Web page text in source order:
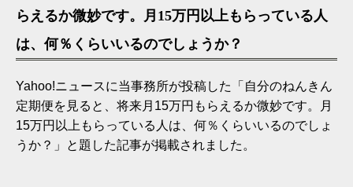
らえるか微妙です。月15万円以上もらっている人
は、何％くらいいるのでしょうか？
Yahoo!ニュースに当事務所が投稿した「自分のねんきん
定期便を見ると、将来月15万円もらえるか微妙です。月
15万円以上もらっている人は、何％くらいいるのでしょ
うか？」と題した記事が掲載されました。